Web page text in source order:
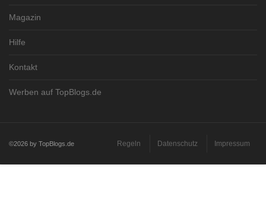
Magazin
Hilfe
Kontakt
Werben auf TopBlogs.de
©2026 by TopBlogs.de Regeln Datenschutz Impressum